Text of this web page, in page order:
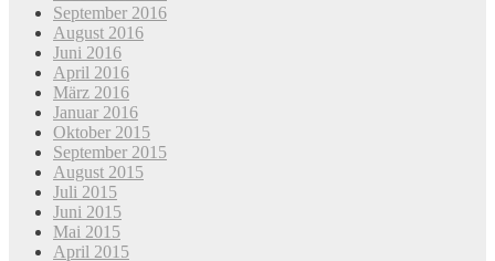
September 2016
August 2016
Juni 2016
April 2016
März 2016
Januar 2016
Oktober 2015
September 2015
August 2015
Juli 2015
Juni 2015
Mai 2015
April 2015